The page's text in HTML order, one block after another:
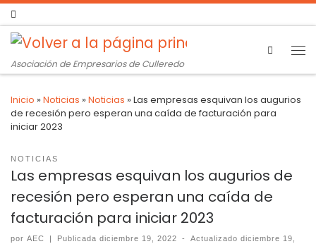
Asociación de Empresarios de Culleredo
Search
Inicio »Noticias »Noticias »Las empresas esquivan los augurios
de recesión pero esperan una caída de facturación para
iniciar 2023
NOTICIAS
Las empresas esquivan los augurios de
recesión pero esperan una caída de
facturación para iniciar 2023
por AEC Publicadadiciembre 19, 2022 - Actualizadodiciembre 19,